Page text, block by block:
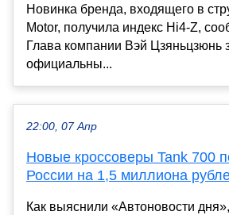
Новинка бренда, входящего в
Motor, получила индекс Hi4-Z,
Глава компании Вэй Цзяньцзюнь
официальны...
22:00, 07 Апр
Новые кроссоверы Tank 700
России на 1,5 миллиона
Как выяснили «Автоновости